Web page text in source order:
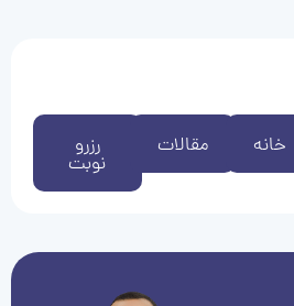
رزرو
نوبت
مقالات خانه